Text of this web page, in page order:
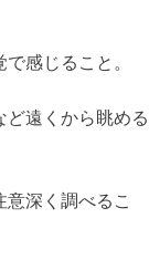
感じること。
遠くから眺める
深く調べるこ